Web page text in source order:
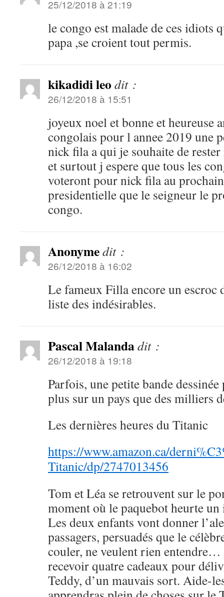
25/12/2018 à 21:19
le congo est malade de ces idiots
papa ,se croient tout permis.
kikadidi leo dit :
26/12/2018 à 15:51
joyeux noel et bonne et heureuse
congolais pour l annee 2019 une
nick fila a qui je souhaite de
et surtout j espere que tous les
voteront pour nick fila au
presidentielle que le seigneur le
congo.
Anonymedit :
26/12/2018 à 16:02
Le fameux Filla encore un escroc
liste des indésirables.
Pascal Malandadit :
26/12/2018 à 19:18
Parfois, une petite bande
plus sur un pays que des milliers
Les dernières heures du Titanic
https://www.amazon.ca/
Titanic/dp/2747013456
Tom et Léa se retrouvent sur le
moment où le paquebot heurte
Les deux enfants vont donner
passagers, persuadés que le
couler, ne veulent rien
recevoir quatre cadeaux pour
Teddy, d’un mauvais sort. Aide-